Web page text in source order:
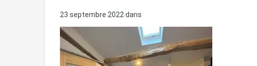
23 septembre 2022 dans